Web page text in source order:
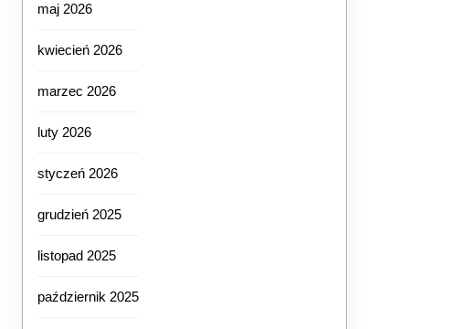
maj 2026
kwiecień 2026
marzec 2026
luty 2026
styczeń 2026
grudzień 2025
listopad 2025
październik 2025